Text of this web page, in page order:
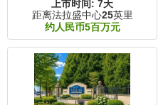
上市时间: 7天
距离法拉盛中心25英里
约人民币5百万元